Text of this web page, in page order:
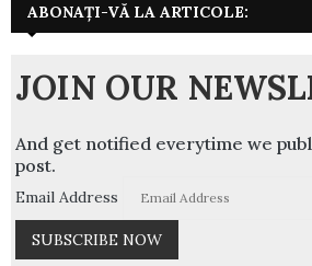
ABONAȚI-VĂ LA ARTICOLE:
JOIN OUR
And get notified everytime we
post.
Email Address